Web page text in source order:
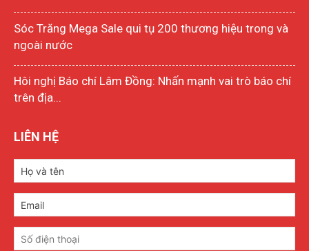
Sóc Trăng Mega Sale qui tụ 200 thương hiệu trong và
ngoài nước
Hôi nghị Báo chí Lâm Đồng: Nhấn mạnh vai trò báo chí
trên địa...
LIÊN HỆ